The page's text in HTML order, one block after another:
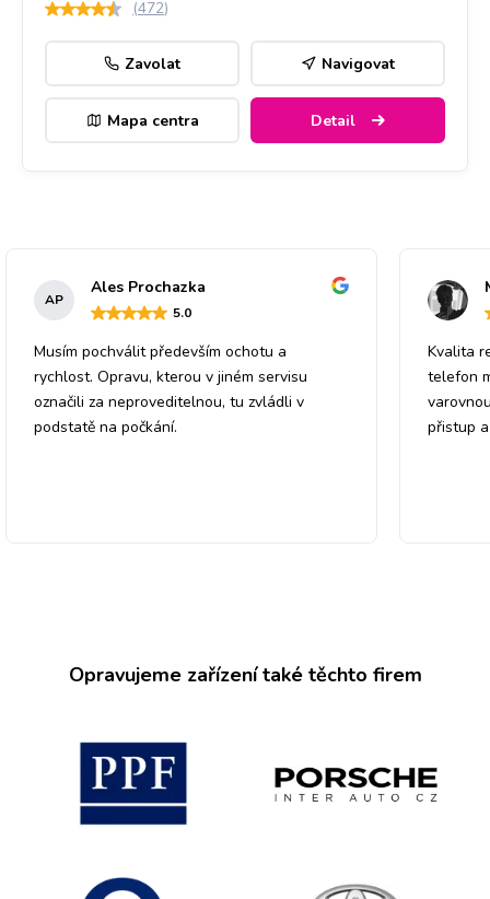
(472)
Zavolat Navigovat
Mapa centra Detail
AP
Ales Prochazka
5.0
Musím pochválit především ochotu a
rychlost. Opravu, kterou v jiném servisu
označili za neproveditelnou, tu zvládli v
podstatě na počkání.
Kvalita
telefon
přistup
Opravujeme zařízení také těchto firem